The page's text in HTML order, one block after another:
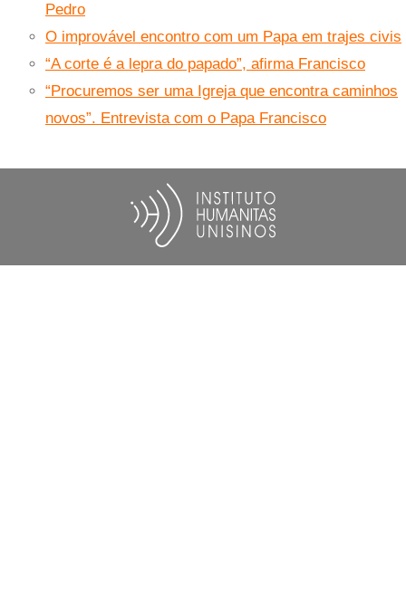
Pedro
O improvável encontro com um Papa em trajes civis
“A corte é a lepra do papado”, afirma Francisco
“Procuremos ser uma Igreja que encontra caminhos
novos”. Entrevista com o Papa Francisco